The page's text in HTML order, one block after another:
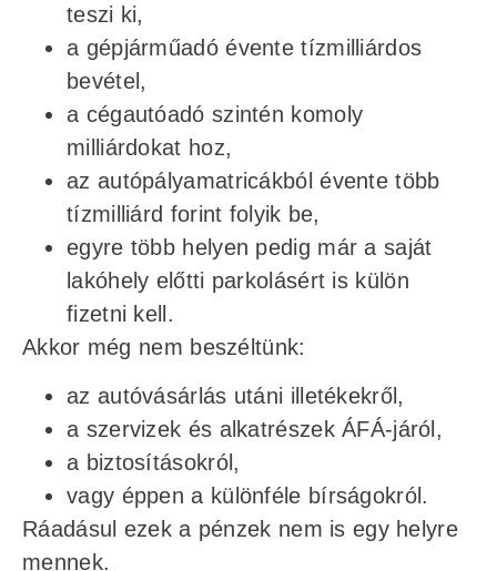
teszi ki,
a gépjárműadó évente tízmilliárdos
bevétel,
a cégautóadó szintén komoly
milliárdokat hoz,
az autópályamatricákból évente több
tízmilliárd forint folyik be,
egyre több helyen pedig már a saját
lakóhely előtti parkolásért is külön
fizetni kell.
Akkor még nem beszéltünk:
az autóvásárlás utáni illetékekről,
a szervizek és alkatrészek ÁFÁ-járól,
a biztosításokról,
vagy éppen a különféle bírságokról.
Ráadásul ezek a pénzek nem is egy helyre
mennek.